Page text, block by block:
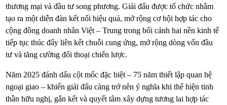
thương mại và đầu tư song phương. Giải đấu được tổ chức nhằm
tạo ra một diễn đàn kết nối hiệu quả, mở rộng cơ hội hợp tác cho
cộng đồng doanh nhân Việt – Trung trong bối cảnh hai nền kinh tế
tiếp tục thúc đẩy liên kết chuỗi cung ứng, mở rộng dòng vốn đầu
tư và tăng cường đối thoại chiến lược.
Năm 2025 đánh dấu cột mốc đặc biệt – 75 năm thiết lập quan hệ
ngoại giao – khiến giải đấu càng trở nên ý nghĩa khi thể hiện tinh
thần hữu nghị, gắn kết và quyết tâm xây dựng tương lai hợp tác